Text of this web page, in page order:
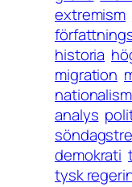
extremism
historia
migration
nationalism
analys
demokrati
tysk